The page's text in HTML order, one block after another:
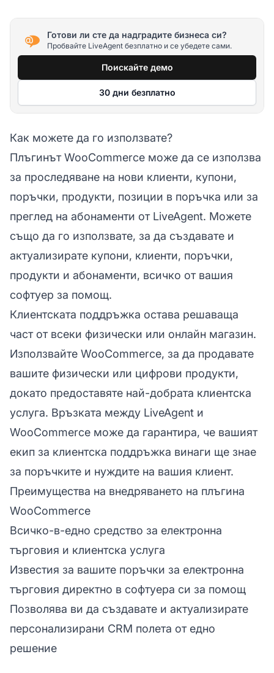
Готови ли сте да надградите бизнеса си?
Пробвайте LiveAgent безплатно и се убедете сами.
Поискайте демо
30 дни безплатно
Как можете да го използвате?
Плъгинът WooCommerce може да се използва
за проследяване на нови клиенти, купони,
поръчки, продукти, позиции в поръчка или за
преглед на абонаменти от LiveAgent. Можете
също да го използвате, за да създавате и
актуализирате купони, клиенти, поръчки,
продукти и абонаменти, всичко от вашия
софтуер за помощ.
Клиентската поддръжка остава решаваща
част от всеки физически или онлайн магазин.
Използвайте WooCommerce, за да продавате
вашите физически или цифрови продукти,
докато предоставяте най-добрата клиентска
услуга. Връзката между LiveAgent и
WooCommerce може да гарантира, че вашият
екип за клиентска поддръжка винаги ще знае
за поръчките и нуждите на вашия клиент.
Преимущества на внедряването на плъгина
WooCommerce
Всичко-в-едно средство за електронна
търговия и клиентска услуга
Известия за вашите поръчки за електронна
търговия директно в софтуера си за помощ
Позволява ви да създавате и актуализирате
персонализирани CRM полета от едно
решение